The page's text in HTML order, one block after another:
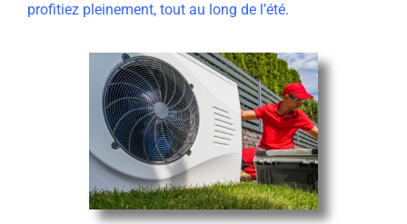
profitiez pleinement, tout au long de l’été.